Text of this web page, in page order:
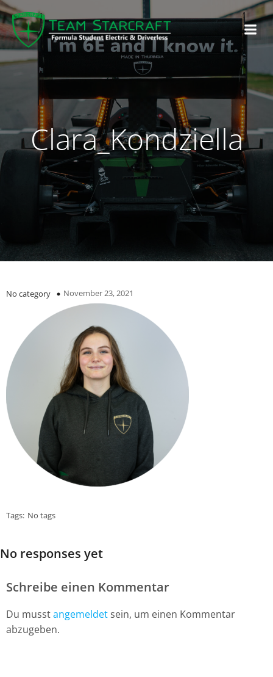
Clara_Kondziella
No category November 23, 2021
Tags: No tags
No responses yet
Schreibe einen Kommentar
Du musstangemeldet sein, um einen Kommentar
abzugeben.